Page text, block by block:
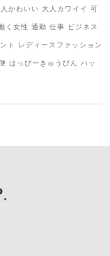
かわいい 大人カワイイ 可
く女性 通勤 仕事 ビジネス
ト レディースファッション
はっぴーきゅうびん ハッ